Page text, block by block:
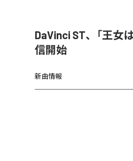
DaVinci ST、「王女
信開始
新曲情報